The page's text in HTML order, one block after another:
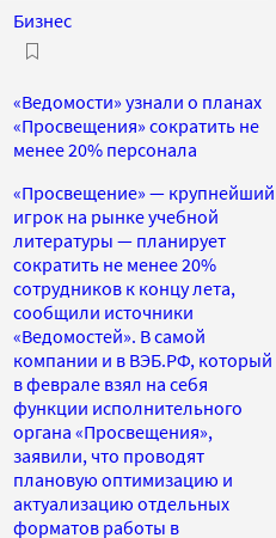
Бизнес
«Ведомости» узнали о планах
«Просвещения» сократить не
менее 20% персонала
«Просвещение» — крупнейший
игрок на рынке учебной
литературы — планирует
сократить не менее 20%
сотрудников к концу лета,
сообщили источники
«Ведомостей». В самой
компании и в ВЭБ.РФ, который
в феврале взял на себя
функции исполнительного
органа «Просвещения»,
заявили, что проводят
плановую оптимизацию и
актуализацию отдельных
форматов работы в